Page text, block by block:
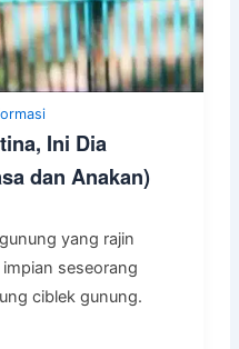
Ini Dia
dan Anakan)
yang rajin
seseorang
ciblek gunung.